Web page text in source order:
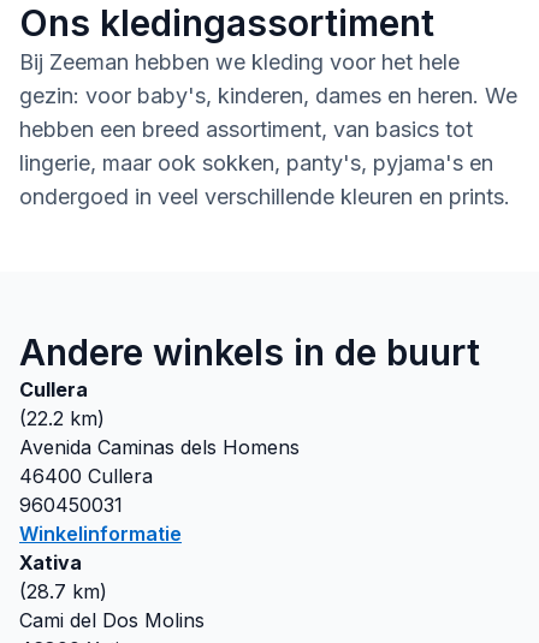
Ons kledingassortiment
Bij Zeeman hebben we kleding voor het hele
gezin: voor baby's, kinderen, dames en heren. We
hebben een breed assortiment, van basics tot
lingerie, maar ook sokken, panty's, pyjama's en
ondergoed in veel verschillende kleuren en prints.
Andere winkels in de buurt
Cullera
(22.2 km)
Avenida Caminas dels Homens
46400 Cullera
960450031
Winkelinformatie
Xativa
(28.7 km)
Cami del Dos Molins